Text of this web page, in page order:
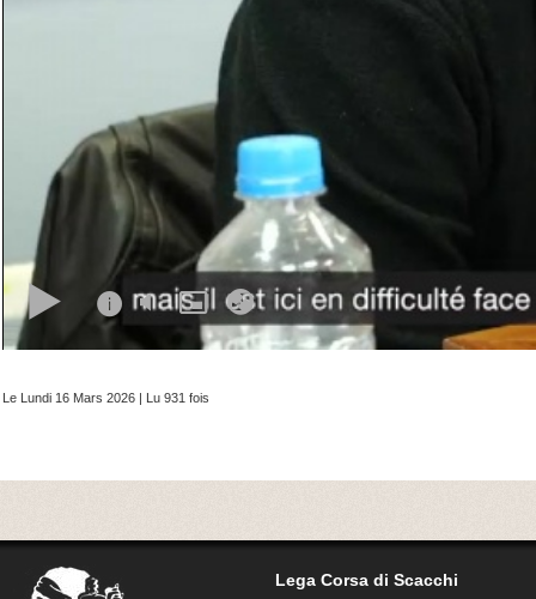
Le Lundi 16 Mars 2026 | Lu 931 fois
Lega Corsa di Scacchi